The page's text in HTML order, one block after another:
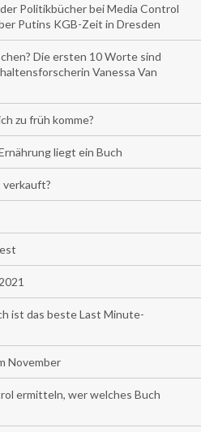
Politikbücher bei Media Control
Putins KGB-Zeit in Dresden
Die ersten 10 Worte sind
Vanessa Van
zu früh komme?
liegt ein Buch
verkauft?
ist das beste Last Minute-
November
ermitteln, wer welches Buch